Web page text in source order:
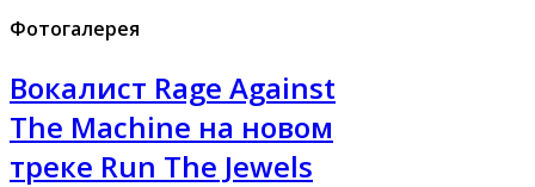
Фотогалерея
Вокалист Rage Against
The Machine на новом
треке Run The Jewels